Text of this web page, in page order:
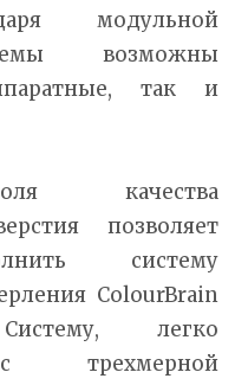
модульной
возможны
так и
качества
позволяет
систему
ColourBrain
легко
трехмерной